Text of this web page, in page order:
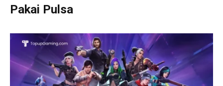
Pakai Pulsa